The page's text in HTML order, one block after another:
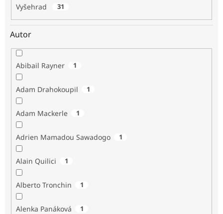
Vyšehrad 31
Autor
Abibail Rayner 1
Adam Drahokoupil 1
Adam Mackerle 1
Adrien Mamadou Sawadogo 1
Alain Quilici 1
Alberto Tronchin 1
Alenka Panáková 1